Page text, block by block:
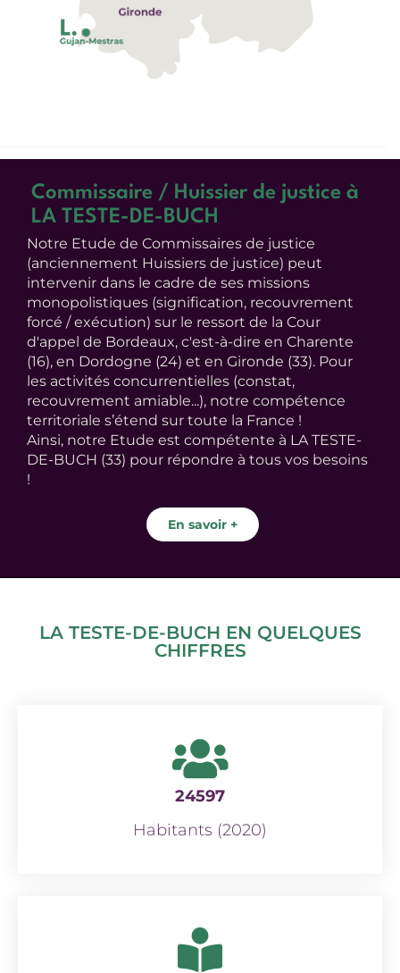
Commissaire / Huissier de justice à
LA TESTE-DE-BUCH
Notre Etude de Commissaires de justice
(anciennement Huissiers de justice) peut
intervenir dans le cadre de ses missions
monopolistiques (signification, recouvrement
forcé / exécution) sur le ressort de la Cour
d'appel de Bordeaux, c'est-à-dire en Charente
(16), en Dordogne (24) et en Gironde (33). Pour
les activités concurrentielles (constat,
recouvrement amiable...), notre compétence
territoriale s’étend sur toute la France !
Ainsi, notre Etude est compétente à LA TESTE-
DE-BUCH (33) pour répondre à tous vos besoins
!
En savoir +
LA TESTE-DE-BUCH EN QUELQUES
CHIFFRES
24597
Habitants (2020)